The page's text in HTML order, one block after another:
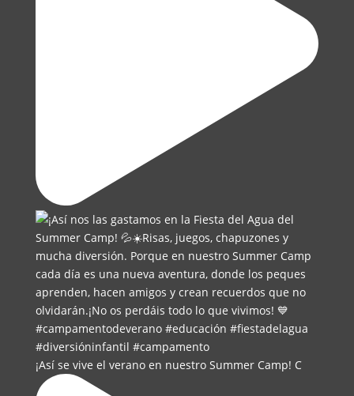
¡Así se vive el verano en nuestro Summer Camp! C